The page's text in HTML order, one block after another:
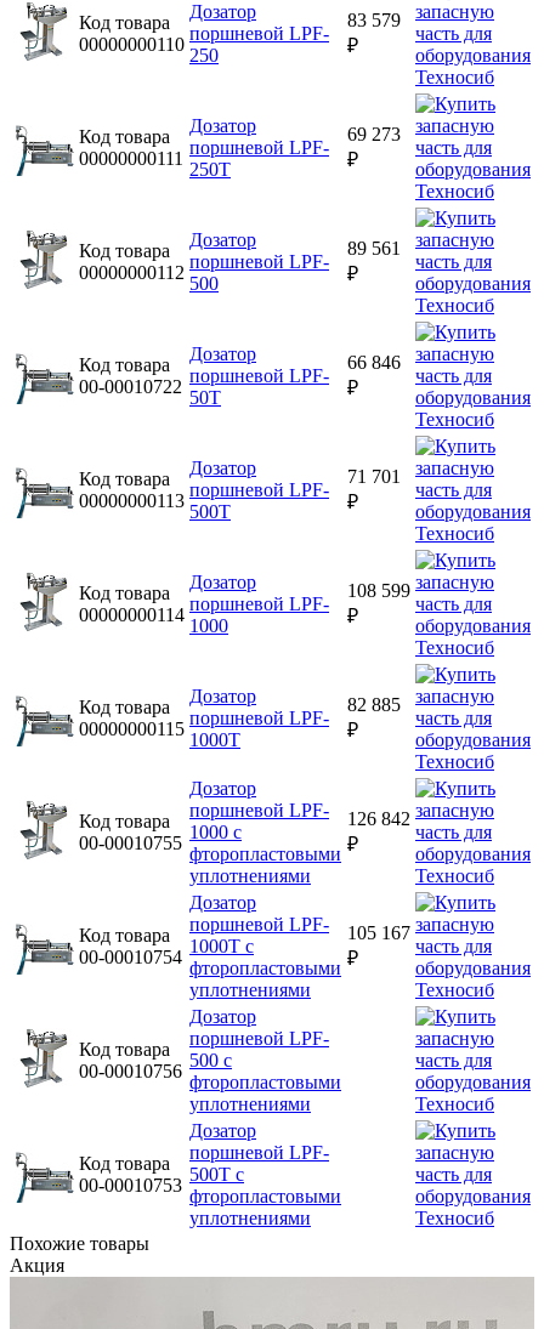
Код товара
00000000110
Дозатор
поршневой LPF-
250
83 579
₽
Код товара
00000000111
Дозатор
поршневой LPF-
250T
69 273
₽
Код товара
00000000112
Дозатор
поршневой LPF-
500
89 561
₽
Код товара
00-00010722
Дозатор
поршневой LPF-
50T
66 846
₽
Код товара
00000000113
Дозатор
поршневой LPF-
500T
71 701
₽
Код товара
00000000114
Дозатор
поршневой LPF-
1000
108 599
₽
Код товара
00000000115
Дозатор
поршневой LPF-
1000T
82 885
₽
Код товара
00-00010755
Дозатор
поршневой LPF-
1000 с
фторопластовыми
уплотнениями
126 842
₽
Код товара
00-00010754
Дозатор
поршневой LPF-
1000T с
фторопластовыми
уплотнениями
105 167
₽
Код товара
00-00010756
Дозатор
поршневой LPF-
500 с
фторопластовыми
уплотнениями
Код товара
00-00010753
Дозатор
поршневой LPF-
500T с
фторопластовыми
уплотнениями
Похожие товары
Акция